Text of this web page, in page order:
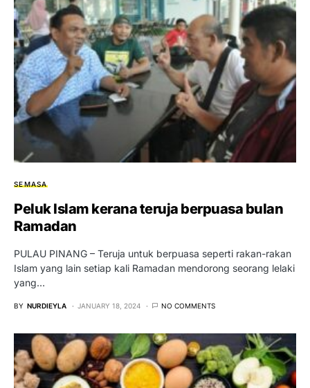
SEMASA
Peluk Islam kerana teruja berpuasa bulan
Ramadan
PULAU PINANG – Teruja untuk berpuasa seperti rakan-rakan
Islam yang lain setiap kali Ramadan mendorong seorang lelaki
yang…
BY NURDIEYLA JANUARY 18, 2024 NO COMMENTS